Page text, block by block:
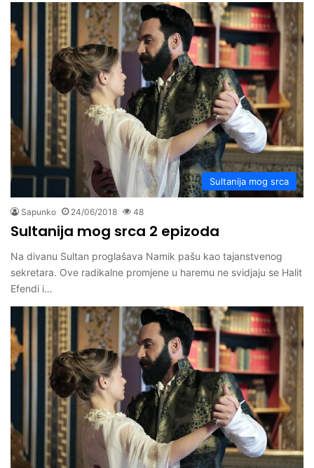
Sultanija mog srca
Sapunko 24/06/2018 48
Sultanija mog srca 2 epizoda
Na divanu Sultan proglašava Namik pašu kao tajanstvenog
sekretara. Ove radikalne promjene u haremu ne svidjaju se Halit
Efendi i…